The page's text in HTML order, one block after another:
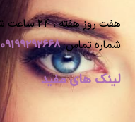
هفت روز هفته ، ۲۴ ساعت شبانه‌روز پاسخگوی شما هستیم
شماره تماس:09199292668
لینک های مفید